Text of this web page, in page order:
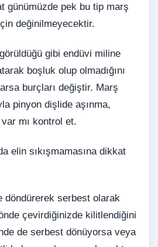
günümüzde pek bu tip marş
değinilmeyecektir.
gibi endüvi miline
boşluk olup olmadığını
burçları değiştir. Marş
pinyon dişlide aşınma,
mı kontrol et.
elin sıkışmamasına dikkat
döndürerek serbest olarak
çevirdiğinizde kilitlendiğini
de serbest dönüyorsa veya